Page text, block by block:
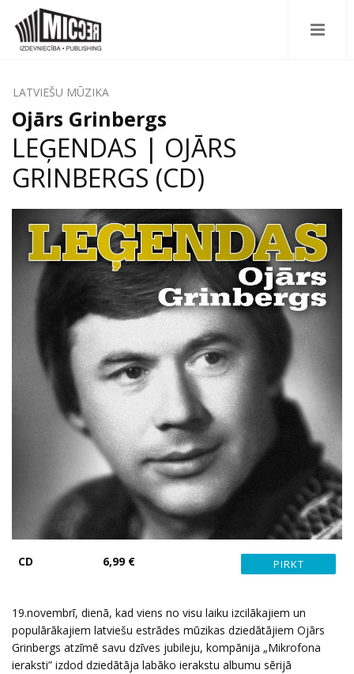
LATVIEŠU MŪZIKA
Ojārs Grinbergs
LEĢENDAS | OJĀRS
GRINBERGS (CD)
CD 6,99 €
19.novembrī, dienā, kad viens no visu laiku izcilākajiem un
populārākajiem latviešu estrādes mūzikas dziedātājiem Ojārs
Grinbergs atzīmē savu dzīves jubileju, kompānija „Mikrofona
ieraksti” izdod dziedātāja labāko ierakstu albumu sērijā